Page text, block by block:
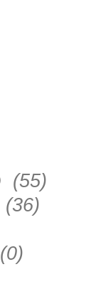
(55)
(36)
(0)